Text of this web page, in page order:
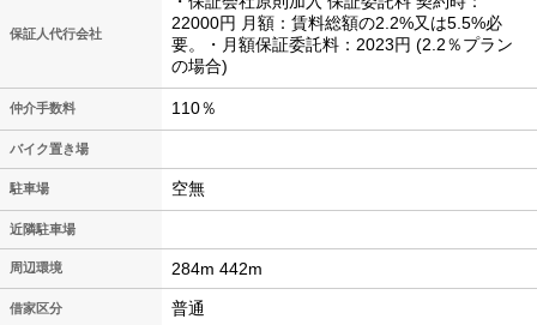
保証人代行会社
22000円 月額：賃料総額の2.2%又は5.5%必
要。・月額保証委託料：2023円 (2.2％プラン
の場合)
仲介手数料 110％
バイク置き場
駐車場 空無
近隣駐車場
周辺環境 284m 442m
借家区分 普通